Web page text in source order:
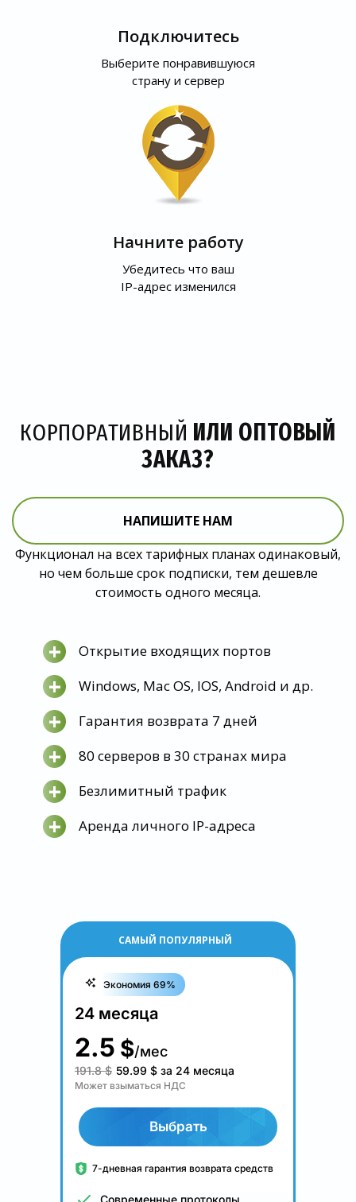
Подключитесь
Выберите понравившуюся
страну и сервер
Начните работу
Убедитесь что ваш
IP-адрес изменился
КОРПОРАТИВНЫЙ ИЛИ ОПТОВЫЙ
ЗАКАЗ?
НАПИШИТЕ НАМ
Функционал на всех тарифных планах одинаковый,
но чем больше срок подписки, тем дешевле
стоимость одного месяца.
+ Открытие входящих портов
+ Windows, Mac OS, IOS, Android и др.
+ Гарантия возврата 7 дней
+ 80 серверов в 30 странах мира
+ Безлимитный трафик
+ Аренда личного IP-адреса
САМЫЙ ПОПУЛЯРНЫЙ
Экономия 69%
24 месяца
2.5 $/мес
191.8 $ 59.99 $ за 24 месяца
Может взыматься НДС
Выбрать
7-дневная гарантия возврата средств